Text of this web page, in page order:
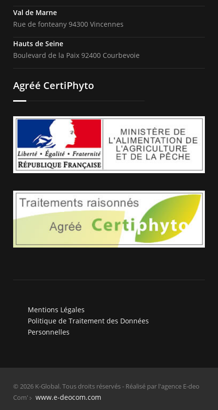
Val de Marne
Rue de fonteany 94300 Vincennes
Hauts de Seine
Boulevard de la Paix 92400 Courbevoie
Agréé CertiPhyto
Mentions Légales
Politique de Traitement des Données
Personnelles
© 2026 K-Global. Tous droits réservés - Réalisé par l'agence E-deo
Com'
www.e-deocom.com